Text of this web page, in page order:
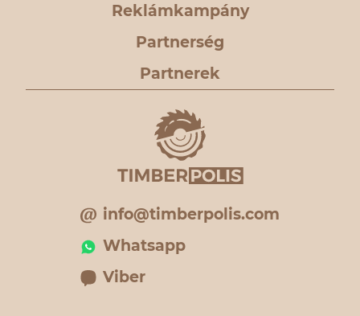
Reklámkampány
Partnerség
Partnerek
info@timberpolis.com
Whatsapp
Viber